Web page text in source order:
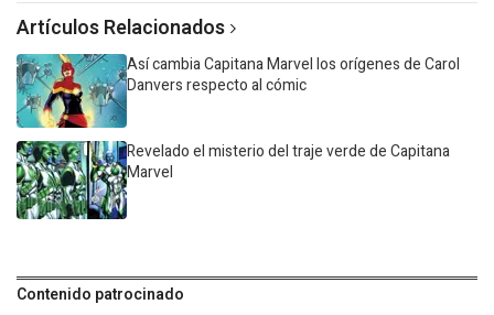
Artículos Relacionados
Así cambia Capitana Marvel los orígenes de Carol
Danvers respecto al cómic
Revelado el misterio del traje verde de Capitana
Marvel
Contenido patrocinado